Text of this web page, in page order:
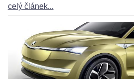
celý článek...